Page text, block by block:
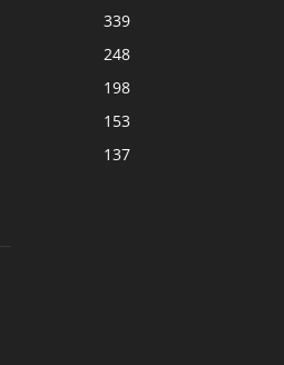
339
248
198
153
137